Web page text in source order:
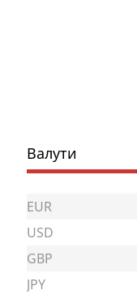
Валути
EUR
USD
GBP
JPY